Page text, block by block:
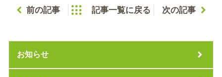
前の記事 記事一覧に戻る 次の記事
お知らせ